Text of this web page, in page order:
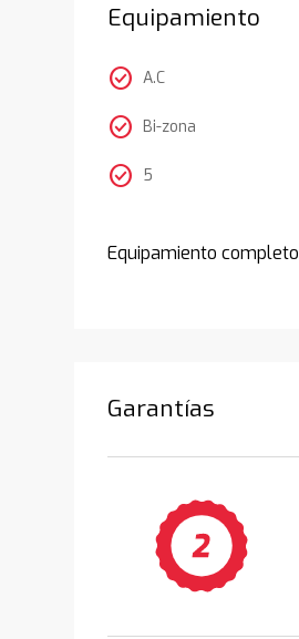
Equipamiento
check_circle A.C
check_circle Bi-zona
check_circle 5
Equipamiento completo
Garantías